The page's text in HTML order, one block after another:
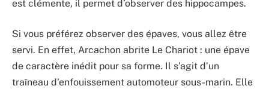
est clémente, il permet d’observer des hippocampes.
Si vous préférez observer des épaves, vous allez être
servi. En effet, Arcachon abrite Le Chariot : une épave
de caractère inédit pour sa forme. Il s’agit d’un
traîneau d’enfouissement automoteur sous-marin. Elle